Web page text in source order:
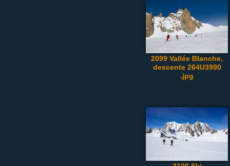
2099 Vallée Blanche,
descente 264U3990
.jpg